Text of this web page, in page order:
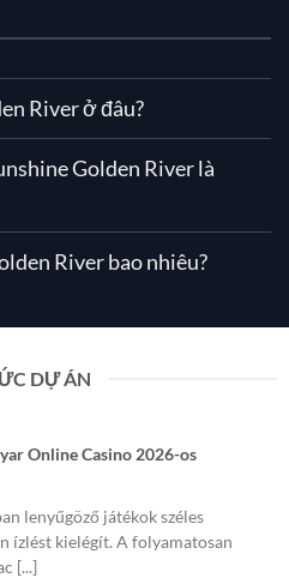
River ở đâu?
Golden River là
River bao nhiêu?
DỰ ÁN
Online Casino 2026-os
lenyűgöző játékok széles
ízlést kielégít. A folyamatosan
[...]